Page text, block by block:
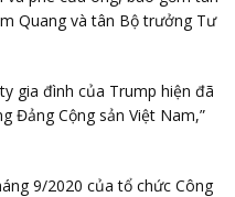
Quang và tân Bộ trưởng Tư
gia đình của Trump hiện đã
Đảng Cộng sản Việt Nam,”
9/2020 của tổ chức Công